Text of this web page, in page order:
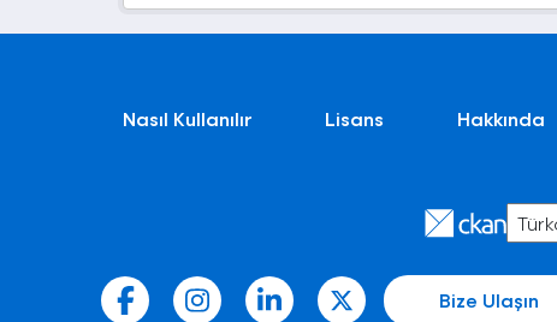
Nasıl Kullanılır Lisans Hakkında
Bize Ulaşın